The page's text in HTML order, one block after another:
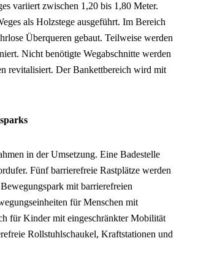
variiert zwischen 1,20 bis 1,80 Meter.
als Holzstege ausgeführt. Im Bereich
Überqueren gebaut. Teilweise werden
Nicht benötigte Wegabschnitte werden
revitalisiert. Der Bankettbereich wird mit
in der Umsetzung. Eine Badestelle
Fünf barrierefreie Rastplätze werden
mit barrierefreien
für Menschen mit
für Kinder mit eingeschränkter Mobilität
Rollstuhlschaukel, Kraftstationen und